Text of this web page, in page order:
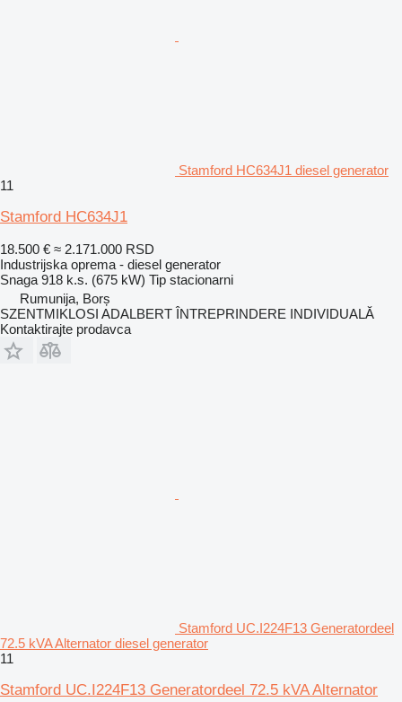
Stamford HC634J1 diesel generator
11
Stamford HC634J1
18.500 € ≈ 2.171.000 RSD
Industrijska oprema - diesel generator
Snaga 918 k.s. (675 kW) Tip stacionarni
Rumunija, Borș
SZENTMIKLOSI ADALBERT ÎNTREPRINDERE INDIVIDUALĂ
Kontaktirajte prodavca
Stamford UC.I224F13 Generatordeel
72.5 kVA Alternator diesel generator
11
Stamford UC.I224F13 Generatordeel 72.5 kVA Alternator